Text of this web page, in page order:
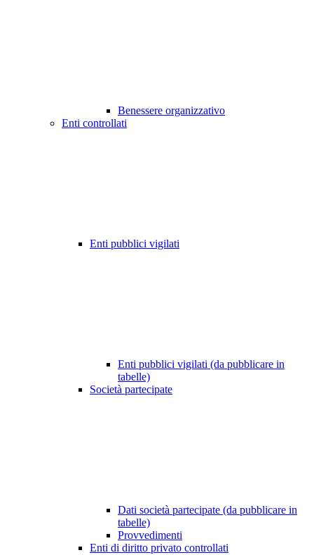
Benessere organizzativo
Enti controllati
Enti pubblici vigilati
Enti pubblici vigilati (da pubblicare in
tabelle)
Società partecipate
Dati società partecipate (da pubblicare in
tabelle)
Provvedimenti
Enti di diritto privato controllati